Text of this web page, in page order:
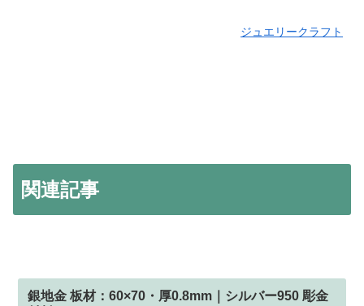
ジュエリークラフト
関連記事
銀地金 板材：60×70・厚0.8mm｜シルバー950 彫金